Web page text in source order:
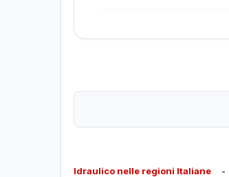
Idraulico nelle regioni Italiane -